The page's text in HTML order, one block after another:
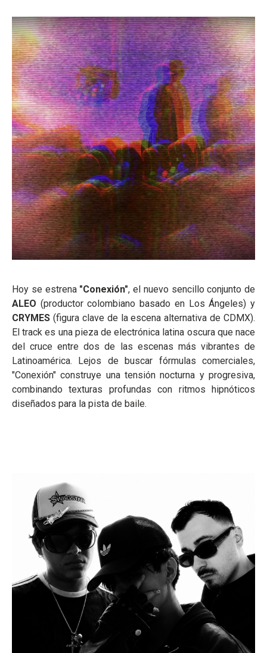
Hoy se estrena "Conexión", el nuevo sencillo conjunto de
ALEO (productor colombiano basado en Los Ángeles) y
CRYMES (figura clave de la escena alternativa de CDMX).
El track es una pieza de electrónica latina oscura que nace
del cruce entre dos de las escenas más vibrantes de
Latinoamérica. Lejos de buscar fórmulas comerciales,
"Conexión" construye una tensión nocturna y progresiva,
combinando texturas profundas con ritmos hipnóticos
diseñados para la pista de baile.